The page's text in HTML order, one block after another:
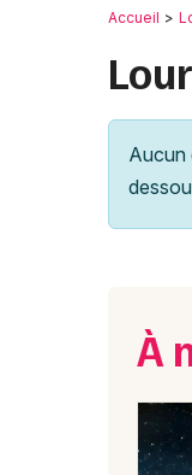
Accueil
Aucun
À